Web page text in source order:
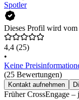
Spotler
Dieses Profil wird vom
4,4 (25)
•
Keine
(25 Bewertungen)
Kontakt aufnehmen
Früher CrossEngage